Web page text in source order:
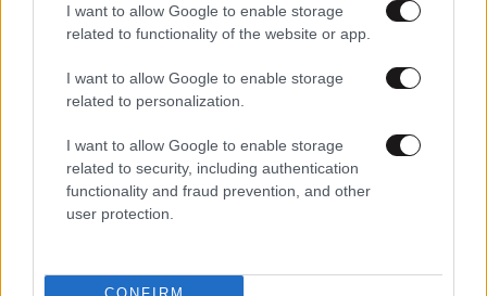
I want to allow Google to enable storage
related to functionality of the website or app.
I want to allow Google to enable storage
related to personalization.
I want to allow Google to enable storage
related to security, including authentication
functionality and fraud prevention, and other
user protection.